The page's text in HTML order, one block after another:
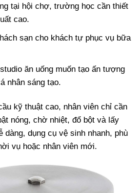
tại hội chợ, trường học cần thiết
cao.
sạn cho khách tự phục vụ bữa
ăn uống muốn tạo ấn tượng
nhân sáng tạo.
kỹ thuật cao, nhân viên chỉ cần
nóng, chờ nhiệt, đổ bột và lấy
dàng, dụng cụ vệ sinh nhanh, phù
vụ hoặc nhân viên mới.